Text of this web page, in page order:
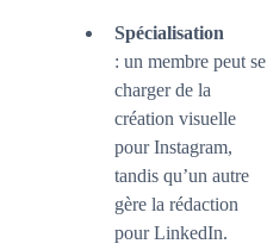
Spécialisation
: un membre peut se
charger de la
création visuelle
pour Instagram,
tandis qu’un autre
gère la rédaction
pour LinkedIn.